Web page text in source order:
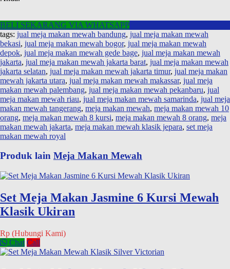
BELI SEKARANG VIA WHATSAPP
tags: jual meja makan mewah bandung, jual meja makan mewah
bekasi, jual meja makan mewah bogor, jual meja makan mewah
depok, jual meja makan mewah gede bage, jual meja makan mewah
jakarta, jual meja makan mewah jakarta barat, jual meja makan mewah
jakarta selatan, jual meja makan mewah jakarta timur, jual meja makan
mewah jakarta utara, jual meja makan mewah makassar, jual meja
makan mewah palembang, jual meja makan mewah pekanbaru, jual
meja makan mewah riau, jual meja makan mewah samarinda, jual meja
makan mewah tangerang, meja makan mewah, meja makan mewah 10
orang, meja makan mewah 8 kursi, meja makan mewah 8 orang, meja
makan mewah jakarta, meja makan mewah klasik jepara, set meja
makan mewah royal
Produk lain Meja Makan Mewah
Set Meja Makan Jasmine 6 Kursi Mewah
Klasik Ukiran
Rp (Hubungi Kami)
Chat Call